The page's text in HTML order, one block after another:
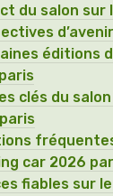
du salon sur
éditions
clés du
car 2026
fiables sur